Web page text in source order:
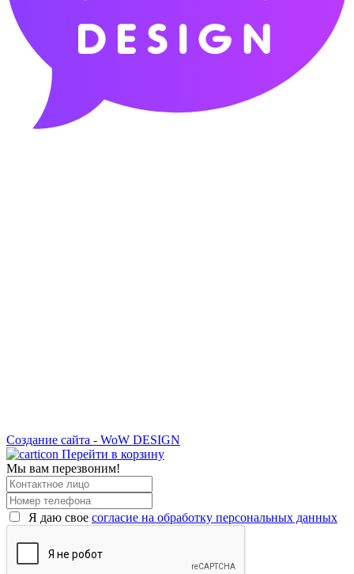
Создание сайта - WoW DESIGN
Перейти в корзину
Мы вам перезвоним!
Я даю свое согласие на обработку персональных данных